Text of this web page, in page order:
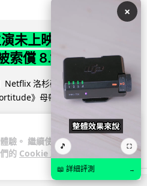
驗。 繼續使用
的 Cookie 政
未上映電影 Netflix
索償 8.19 億港元
Netflix 洛杉磯辦公室被竊，未上
》母帶亦告失蹤。電影...
×
🎵 ⛶
📖 詳細評測 →